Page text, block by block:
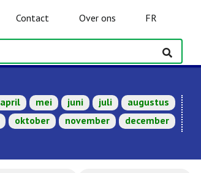
Contact Over ons FR
april mei juni juli
augustus
oktober november december